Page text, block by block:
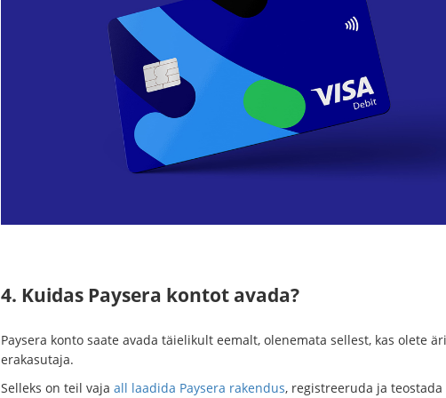
4. Kuidas Paysera kontot avada?
Paysera konto saate avada täielikult eemalt, olenemata sellest, kas olete
erakasutaja.
Selleks on teil vaja all laadida Paysera rakendus, registreeruda ja teostada